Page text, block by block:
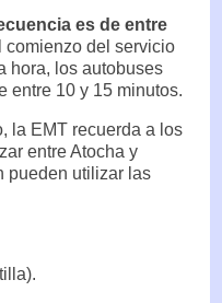
es de entre
comienzo del servicio
hora, los autobuses
entre 10 y 15 minutos.
la EMT recuerda a los
entre Atocha y
pueden utilizar las